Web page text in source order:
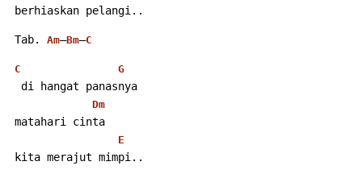
berhiaskan pelangi..
Tab. Am–Bm–C
C G
  di hangat panasnya
Dm
matahari cinta
E
kita merajut mimpi..